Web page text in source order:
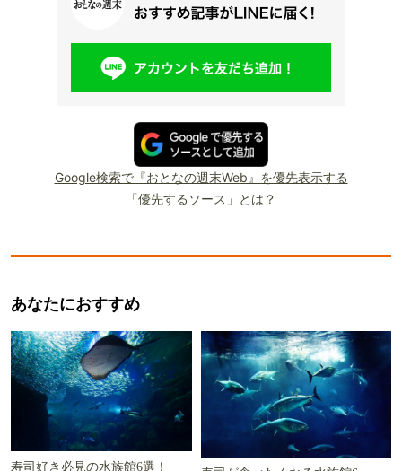
Google検索で『おとなの週末Web』を優先表示する
「優先するソース」とは？
あなたにおすすめ
寿司好き必見の水族館6選！